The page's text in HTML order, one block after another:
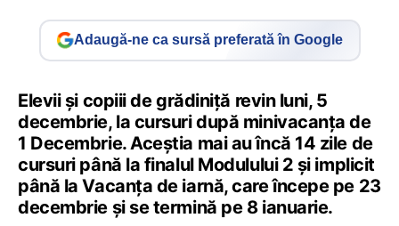
Adaugă-ne ca sursă preferată în Google
Elevii și copiii de grădiniță revin luni, 5
decembrie, la cursuri după minivacanța de
1 Decembrie. Aceștia mai au încă 14 zile de
cursuri până la finalul Modulului 2 și implicit
până la Vacanța de iarnă, care începe pe 23
decembrie și se termină pe 8 ianuarie.